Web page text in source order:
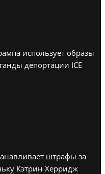
использует образы
депортации ICE
штрафы за
Кэтрин Херридж